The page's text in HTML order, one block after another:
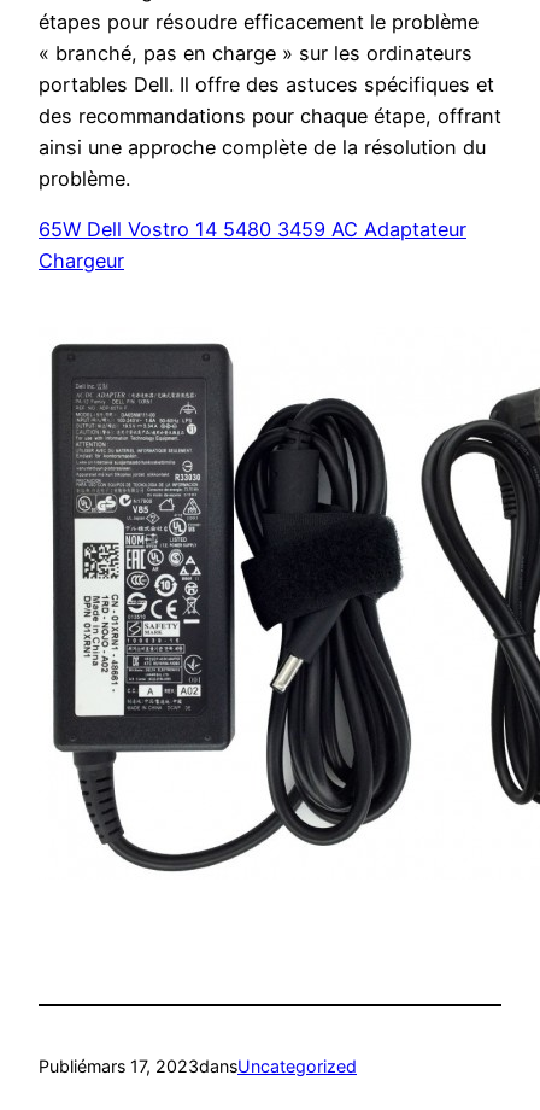
étapes pour résoudre efficacement le problème
« branché, pas en charge » sur les ordinateurs
portables Dell. Il offre des astuces spécifiques et
des recommandations pour chaque étape, offrant
ainsi une approche complète de la résolution du
problème.
65W Dell Vostro 14 5480 3459 AC Adaptateur
Chargeur
Publiémars 17, 2023dansUncategorized